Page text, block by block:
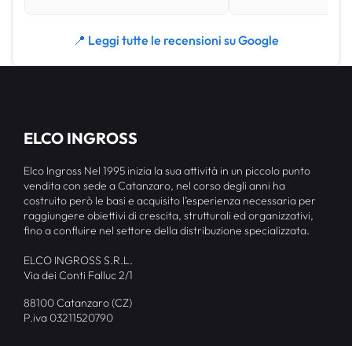
📍 Leggi tutte le recensioni su Google
ELCO INGROSS
Elco Ingross Nel 1995 inizia la sua attività in un piccolo punto
vendita con sede a Catanzaro, nel corso degli anni ha
costruito però le basi e acquisito l’esperienza necessaria per
raggiungere obiettivi di crescita, strutturali ed organizzativi,
fino a confluire nel settore della distribuzione specializzata.
ELCO INGROSS S.R.L.
Via dei Conti Falluc 2/1
88100 Catanzaro (CZ)
P.iva 03211520790